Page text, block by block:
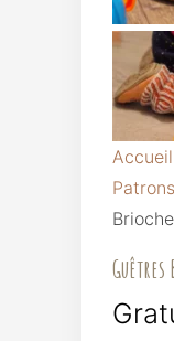
Accueil
Brioche
Guêtres